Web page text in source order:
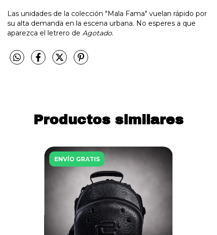
Las unidades de la colección "Mala Fama" vuelan rápido por
su alta demanda en la escena urbana. No esperes a que
aparezca el letrero de Agotado.
Productos similares
ENVÍO GRATIS